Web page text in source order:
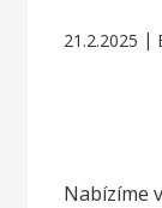
21.2.2025
Nabízíme